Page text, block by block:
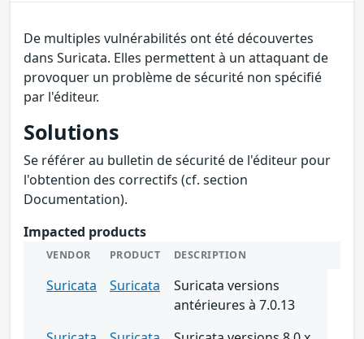
De multiples vulnérabilités ont été découvertes
dans Suricata. Elles permettent à un attaquant de
provoquer un problème de sécurité non spécifié
par l'éditeur.
Solutions
Se référer au bulletin de sécurité de l'éditeur pour
l'obtention des correctifs (cf. section
Documentation).
Impacted products
VENDOR PRODUCT DESCRIPTION
Suricata Suricata
Suricata versions
antérieures à 7.0.13